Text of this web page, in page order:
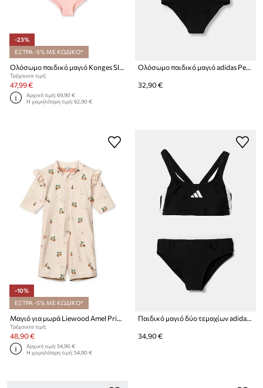
-23%
ΕΞΤΡΑ -5% ΜΕ ΚΩΔΙΚΟ*
Τρέχουσα τιμή:
47,99 €
Αρχική τιμή:69,90 €
Η χαμηλότερη τιμή:62,90 €
32,90 €
-10%
ΕΞΤΡΑ -5% ΜΕ ΚΩΔΙΚΟ*
Μαγιό για μωρά Liewood Amel Printed Swim Jumpsuit
Τρέχουσα τιμή:
48,90 €
Αρχική τιμή:54,90 €
Η χαμηλότερη τιμή:54,90 €
Παιδικό μαγιό δύο τεμαχίων adidas Performance
34,90 €